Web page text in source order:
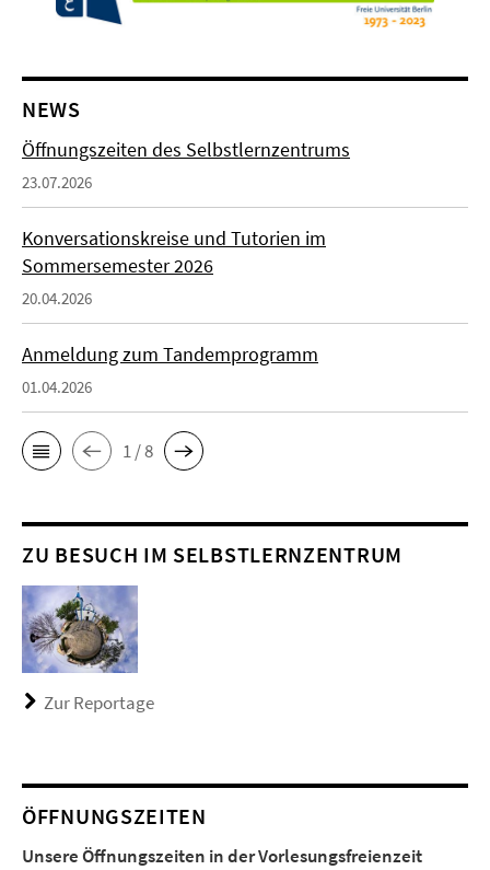
NEWS
Öffnungszeiten des Selbstlernzentrums
23.07.2026
Konversationskreise und Tutorien im
Sommersemester 2026
20.04.2026
Anmeldung zum Tandemprogramm
01.04.2026
1 / 8
ZU BESUCH IM SELBSTLERNZENTRUM
Zur Reportage
ÖFFNUNGSZEITEN
Unsere Öffnungszeiten in der Vorlesungsfreienzeit